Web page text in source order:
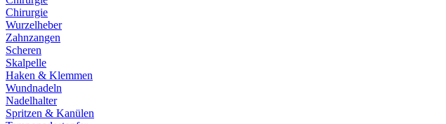
Chirurgie
Wurzelheber
Zahnzangen
Scheren
Skalpelle
Haken & Klemmen
Wundnadeln
Nadelhalter
Spritzen & Kanülen